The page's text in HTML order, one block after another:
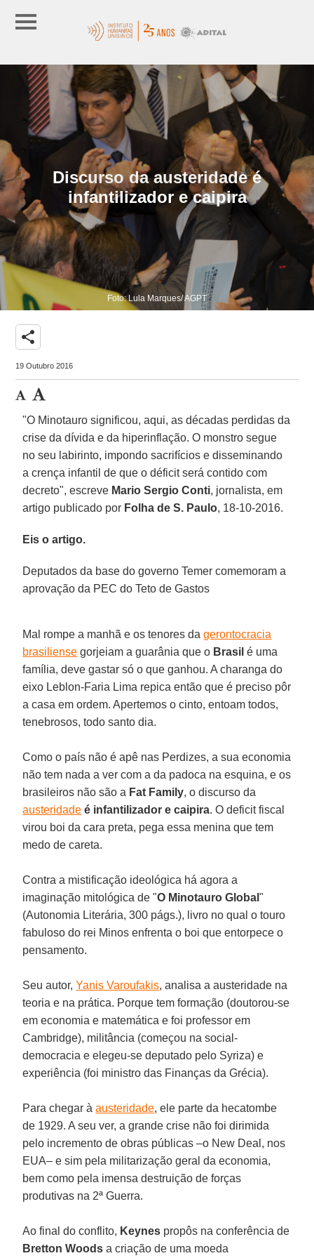
Discurso da austeridade é
infantilizador e caipira
Foto: Lula Marques/ AGPT
share
19 Outubro 2016
"O Minotauro significou, aqui, as décadas perdidas da
crise da dívida e da hiperinflação. O monstro segue
no seu labirinto, impondo sacrifícios e disseminando
a crença infantil de que o déficit será contido com
decreto", escreve Mario Sergio Conti, jornalista, em
artigo publicado por Folha de S. Paulo, 18-10-2016.
Eis o artigo.
Deputados da base do governo Temer comemoram a
aprovação da PEC do Teto de Gastos
Mal rompe a manhã e os tenores dagerontocracia
brasiliense gorjeiam a guarânia que o Brasil é uma
família, deve gastar só o que ganhou. A charanga do
eixo Leblon-Faria Lima repica então que é preciso pôr
a casa em ordem. Apertemos o cinto, entoam todos,
tenebrosos, todo santo dia.
Como o país não é apê nas Perdizes, a sua economia
não tem nada a ver com a da padoca na esquina, e os
brasileiros não são a Fat Family, o discurso da
austeridade é infantilizador e caipira. O deficit fiscal
virou boi da cara preta, pega essa menina que tem
medo de careta.
Contra a mistificação ideológica há agora a
imaginação mitológica de "O Minotauro Global"
(Autonomia Literária, 300 págs.), livro no qual o touro
fabuloso do rei Minos enfrenta o boi que entorpece o
pensamento.
Seu autor,Yanis Varoufakis, analisa a austeridade na
teoria e na prática. Porque tem formação (doutorou-se
em economia e matemática e foi professor em
Cambridge), militância (começou na social-
democracia e elegeu-se deputado pelo Syriza) e
experiência (foi ministro das Finanças da Grécia).
Para chegar àausteridade, ele parte da hecatombe
de 1929. A seu ver, a grande crise não foi dirimida
pelo incremento de obras públicas –o New Deal, nos
EUA– e sim pela militarização geral da economia,
bem como pela imensa destruição de forças
produtivas na 2ª Guerra.
Ao final do conflito, Keynes propôs na conferência de
Bretton Woods a criação de uma moeda